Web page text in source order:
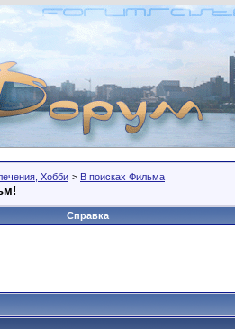
Хобби > В поисках Фильма
Справка